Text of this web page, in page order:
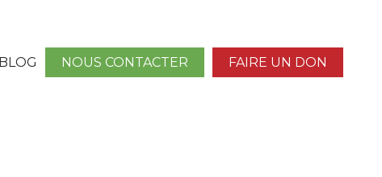
BLOG NOUS CONTACTER FAIRE UN DON